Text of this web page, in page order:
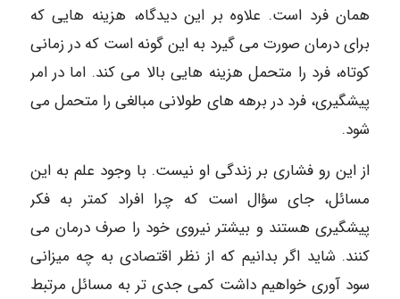
همان فرد است. علاوه بر این دیدگاه، هزینه هایی که
برای درمان صورت می گیرد به این گونه است که در زمانی
کوتاه، فرد را متحمل هزینه هایی بالا می کند. اما در امر
پیشگیری، فرد در برهه های طولانی مبالغی را متحمل می
شود.
از این رو فشاری بر زندگی او نیست. با وجود علم به این
مسائل، جای سؤال است که چرا افراد کمتر به فکر
پیشگیری هستند و بیشتر نیروی خود را صرف درمان می
کنند. شاید اگر بدانیم که از نظر اقتصادی به چه میزانی
سود آوری خواهیم داشت کمی جدی تر به مسائل مرتبط